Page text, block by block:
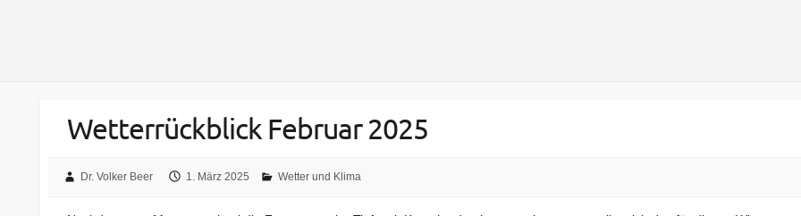
Wetterrückblick Februar 2025
Dr. Volker Beer 1. März 2025 Wetter und Klima